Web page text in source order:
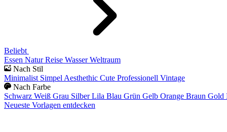
Beliebt
Essen Natur Reise Wasser Weltraum
Nach Stil
Minimalist Simpel Aesthethic Cute Professionell Vintage
Nach Farbe
Schwarz Weiß Grau Silber Lila Blau Grün Gelb Orange Braun Gold
Neueste Vorlagen entdecken